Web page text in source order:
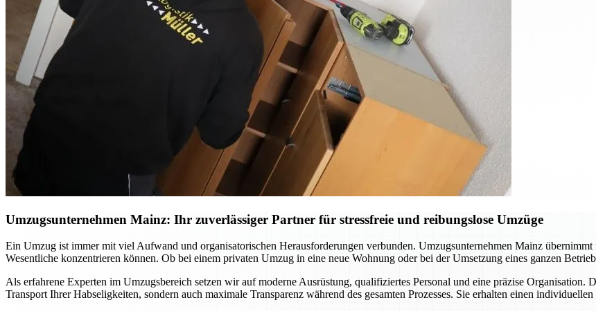
Umzugsunternehmen Mainz: Ihr zuverlässiger Partner für stressfreie und reibungslose Umzüge
Ein Umzug ist immer mit viel Aufwand und organisatorischen Herausforderungen verbunden. Umzugsunternehmen Mainz übernimmt
Wesentliche konzentrieren können. Ob bei einem privaten Umzug in eine neue Wohnung oder bei der Umsetzung eines ganzen
Als erfahrene Experten im Umzugsbereich setzen wir auf moderne Ausrüstung, qualifiziertes Personal und eine präzise
Transport Ihrer Habseligkeiten, sondern auch maximale Transparenz während des gesamten Prozesses. Sie erhalten einen